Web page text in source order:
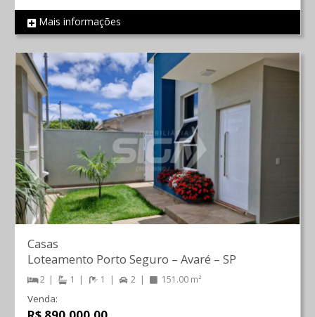
REF 1188
Mais informações
Casas
Loteamento Porto Seguro – Avaré – SP
2 1 1 2 151.00 m²
Venda: